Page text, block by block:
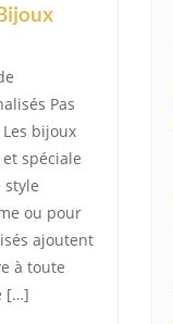
Pas
Les bijoux
spéciale
style
ou pour
ajoutent
à toute
[…]